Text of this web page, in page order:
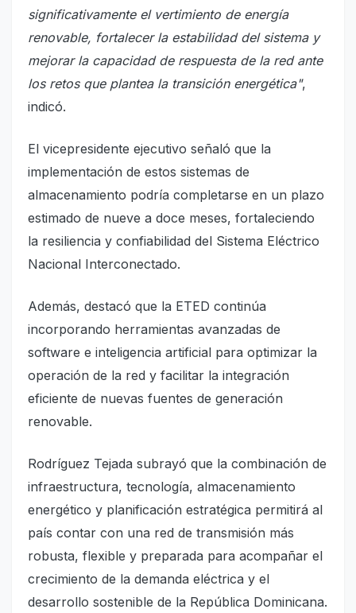
significativamente el vertimiento de energía
renovable, fortalecer la estabilidad del sistema y
mejorar la capacidad de respuesta de la red ante
los retos que plantea la transición energética",
indicó.
El vicepresidente ejecutivo señaló que la
implementación de estos sistemas de
almacenamiento podría completarse en un plazo
estimado de nueve a doce meses, fortaleciendo
la resiliencia y confiabilidad del Sistema Eléctrico
Nacional Interconectado.
Además, destacó que la ETED continúa
incorporando herramientas avanzadas de
software e inteligencia artificial para optimizar la
operación de la red y facilitar la integración
eficiente de nuevas fuentes de generación
renovable.
Rodríguez Tejada subrayó que la combinación de
infraestructura, tecnología, almacenamiento
energético y planificación estratégica permitirá al
país contar con una red de transmisión más
robusta, flexible y preparada para acompañar el
crecimiento de la demanda eléctrica y el
desarrollo sostenible de la República Dominicana.